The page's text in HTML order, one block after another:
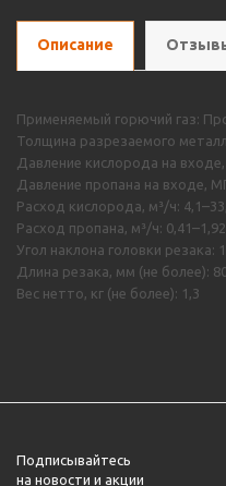
Описание
Применяемый горючий газ:
Толщина разрезаемого
Давление кислорода на
Давление пропана на входе,
Расход кислорода, м³/ч:
Расход пропана, м³/ч: 0,41–1,92
Угол наклона головки резака:
Длина резака, мм (не более):
Вес нетто, кг (не более): 1,3
Подписывайтесь
на новости и акции